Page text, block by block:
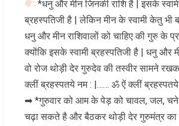
*धनु और मीन जिनकी राशि है | इसके
ब्रहस्पतिजी है | लेकिन मीन के स्वामी केतु भी
धनु और मीन राशिवालों को चाहिए की गुरु के
क्योंकि इसके स्वामी ब्रहस्पतिजी है | धनु और
वो रोज थोड़ी देर गुरुदेव की तस्वीर सामने
क्लीं ब्रहस्पतये नम : |…… ॐ ऐं क्लीं
➡ *गुरुवार को आम के पेड़ को चावल, जल, चने
चढ़ा सकते है और बैठकर थोड़ी देर गुरुमंत्र